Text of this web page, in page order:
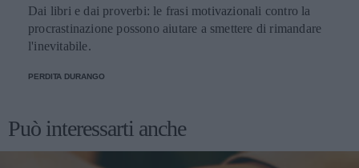
Dai libri e dai proverbi: le frasi motivazionali contro la
procrastinazione possono aiutare a smettere di rimandare
l'inevitabile.
PERDITA DURANGO
Può interessarti anche